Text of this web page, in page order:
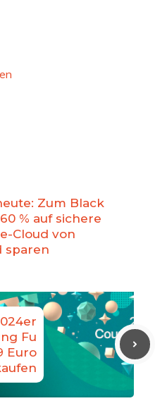
Zum Black
% auf sichere
Cloud von
sparen
Fu
Euro